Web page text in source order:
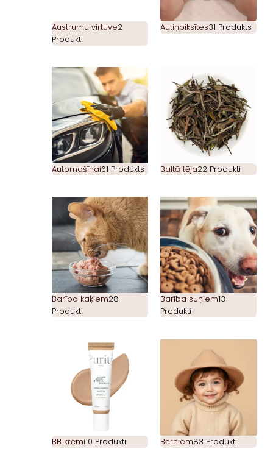
Austrumu virtuve2
Produkti
Autiņbiksītes31 Produkts
Automašīnai61 Produkts Baltā tēja22 Produkti
Barība kaķiem28
Produkti
Barība suņiem13
Produkti
BB krēmi10 Produkti Bērniem83 Produkti